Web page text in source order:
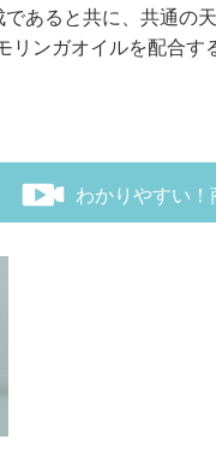
あると共に、共通の
リンガオイルを配合
わかりやすい